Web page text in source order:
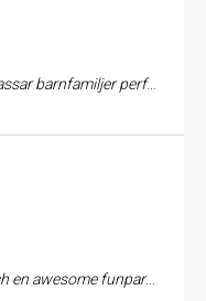
trevlig och boendet är bra. Maten är helt ok...mycket att välja på! Lite.för dyrt för att inkassera en 5:a
awesome funpark!!!